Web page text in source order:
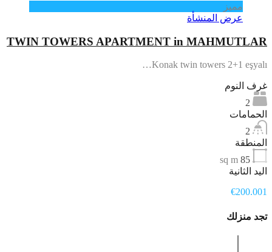
مميز
عرض المنشأة
TWIN TOWERS APARTMENT in MAHMUTLAR
Konak twin towers 2+1 eşyalı…
غرف النوم
2
الحمامات
2
المنطقة
85
sq m
اليد الثانية
€200.001
تجد منزلك